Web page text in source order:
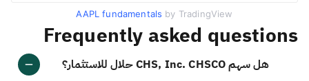
AAPL fundamentals by TradingView
Frequently asked questions
هل سهم CHS, Inc. CHSCO حلال للاستثمار؟